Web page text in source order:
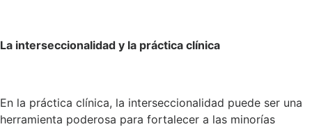
La interseccionalidad y la práctica clínica
En la práctica clínica, la interseccionalidad puede ser una
herramienta poderosa para fortalecer a las minorías